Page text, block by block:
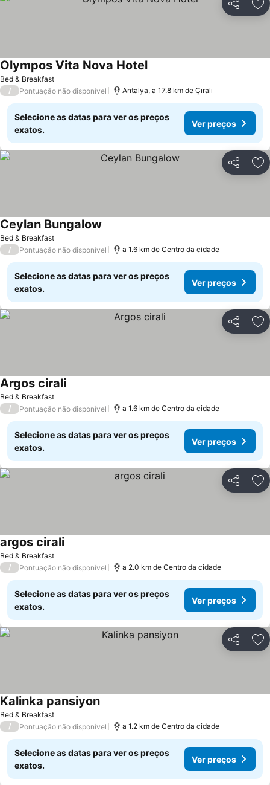
Partilhar
Bed & Breakfast
Olympos Vita Nova HotelVer preços
/ Pontuação não disponível Antalya, a 17.8 km de Çıralı
Selecione as datas para ver os preços
exatos.
Ver preços
Partilhar
Bed & Breakfast
Ceylan Bungalow
/ Pontuação não disponível a 1.6 km de Centro da cidade
Selecione as datas para ver os preços
exatos.
Ver preços
Partilhar
Bed & Breakfast
Argos ciraliVer preços
/ Pontuação não disponível a 1.6 km de Centro da cidade
Selecione as datas para ver os preços
exatos.
Ver preços
Partilhar
Bed & Breakfast
argos ciraliVer preços
/ Pontuação não disponível a 2.0 km de Centro da cidade
Selecione as datas para ver os preços
exatos.
Ver preços
Partilhar
Bed & Breakfast
Kalinka pansiyonVer preços
/ Pontuação não disponível a 1.2 km de Centro da cidade
Selecione as datas para ver os preços
exatos.
Ver preços